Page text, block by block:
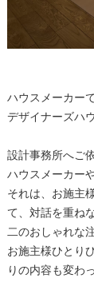
ハウスメーカー
デザイナーズハ
設計事務所へご
ハウスメーカー
それは、お施主
て、対話を重ね
二のおしゃれな
お施主様ひとり
りの内容も変わ